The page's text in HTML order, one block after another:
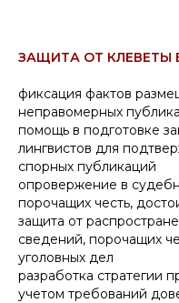
ЗАЩИТА ОТ КЛЕВЕТЫ
фиксация фактов
неправомерных
помощь в подготовке
лингвистов для
спорных публикаций
опровержение в
порочащих честь,
защита от
сведений, порочащих
уголовных дел
разработка стратегии
учетом требований